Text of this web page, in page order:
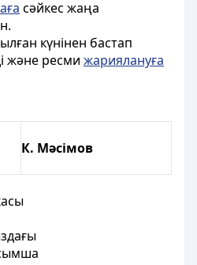
сәйкес жаңа
күнінен бастап
және ресми жариялануға
К. Мәсімов